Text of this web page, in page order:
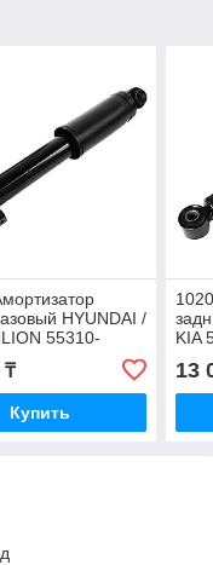
HYUNDAI /
55310-
₸
Купить
KIA
13